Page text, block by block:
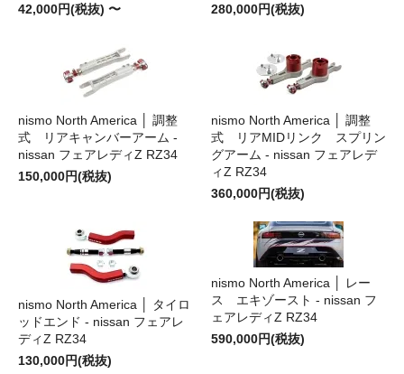
42,000円(税抜) 〜
280,000円(税抜)
nismo North America │ 調整
式 リアキャンバーアーム -
nissan フェアレディZ RZ34
150,000円(税抜)
nismo North America │ 調整
式 リアMIDリンク スプリン
グアーム - nissan フェアレデ
ィZ RZ34
360,000円(税抜)
nismo North America │ タイロ
ッドエンド - nissan フェアレ
ディZ RZ34
130,000円(税抜)
nismo North America │ レー
ス エキゾースト - nissan フ
ェアレディZ RZ34
590,000円(税抜)